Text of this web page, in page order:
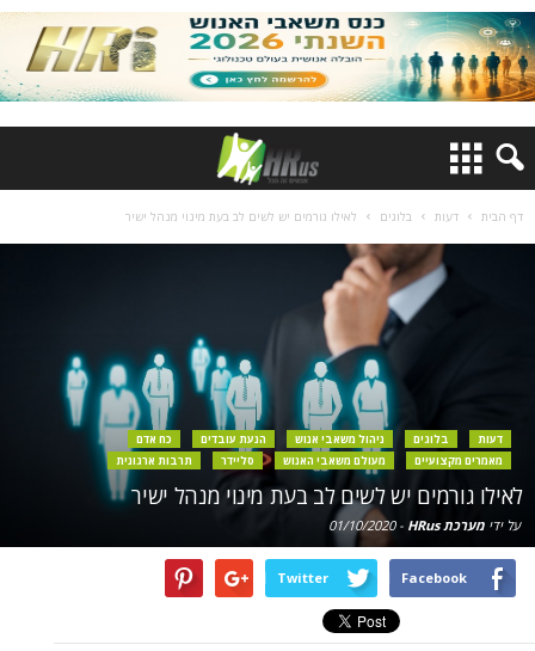
דף הבית דעות בלוגים לאילו גורמים יש לשים לב בעת מינוי מנהל ישיר
דעות בלוגים ניהול משאבי אנוש הנעת עובדים
כח אדם
מאמרים מקצועיים
מעולם משאבי האנוש סליידר תרבות ארגונית
לאילו גורמים יש לשים לב בעת מינוי מנהל ישיר
על ידי מערכת HRus -
01/10/2020
Facebook
Twitter